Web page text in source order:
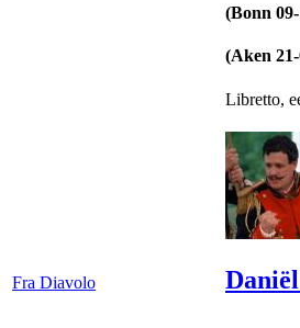
(Bonn
(Aken
Libretto,
Fra Diavolo